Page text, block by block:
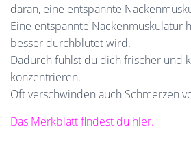
daran, eine entspannte
Eine entspannte Nackenmuskulatur
besser durchblutet wird.
Dadurch fühlst du dich frischer und
konzentrieren.
Oft verschwinden auch Schmerzen
Das Merkblatt findest du hier.